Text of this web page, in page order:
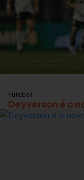
Futebol
Deyverson é o